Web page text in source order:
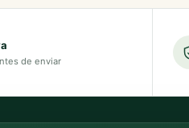
de enviar